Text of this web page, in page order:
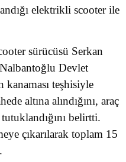
elektrikli scooter ile
sürücüsü Serkan
Devlet
kanaması teşhisiyle
altına alındığını, araç
belirtti.
çıkarılarak toplam 15